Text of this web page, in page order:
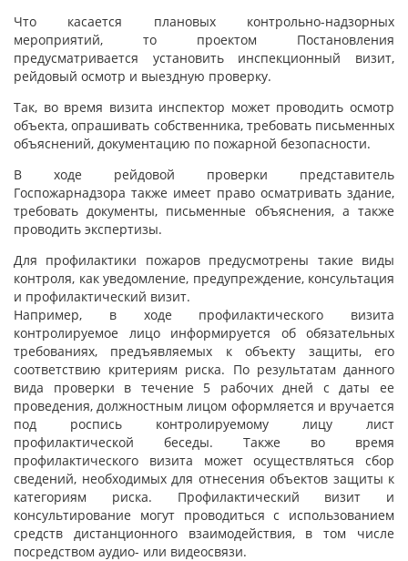
Что касается плановых контрольно-надзорных
мероприятий, то проектом Постановления
предусматривается установить инспекционный визит,
рейдовый осмотр и выездную проверку.
Так, во время визита инспектор может проводить осмотр
объекта, опрашивать собственника, требовать письменных
объяснений, документацию по пожарной безопасности.
В ходе рейдовой проверки представитель
Госпожарнадзора также имеет право осматривать здание,
требовать документы, письменные объяснения, а также
проводить экспертизы.
Для профилактики пожаров предусмотрены такие виды
контроля, как уведомление, предупреждение, консультация
и профилактический визит.
Например, в ходе профилактического визита
контролируемое лицо информируется об обязательных
требованиях, предъявляемых к объекту защиты, его
соответствию критериям риска. По результатам данного
вида проверки в течение 5 рабочих дней с даты ее
проведения, должностным лицом оформляется и вручается
под роспись контролируемому лицу лист
профилактической беседы. Также во время
профилактического визита может осуществляться сбор
сведений, необходимых для отнесения объектов защиты к
категориям риска. Профилактический визит и
консультирование могут проводиться с использованием
средств дистанционного взаимодействия, в том числе
посредством аудио- или видеосвязи.